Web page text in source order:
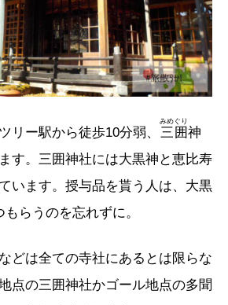
リー駅から徒歩10分弱、 三囲
みめぐり
神
す。三囲神社には大黒神と恵比寿
います。授与品を貰う人は、大黒
らうのを忘れずに。
どは全ての寺社にあるとは限らな
点の三囲神社かゴール地点の多聞